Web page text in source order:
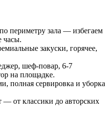
периметру зала — избегаем
часы.
закуски, горячее,
шеф-повар, 6-7
на площадке.
полная сервировка и уборка
от классики до авторских